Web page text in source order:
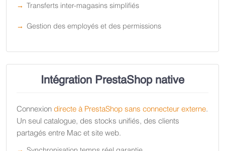
Transferts inter-magasins simplifiés
Gestion des employés et des permissions
Intégration PrestaShop native
Connexion directe à PrestaShop sans connecteur externe.
Un seul catalogue, des stocks unifiés, des clients
partagés entre Mac et site web.